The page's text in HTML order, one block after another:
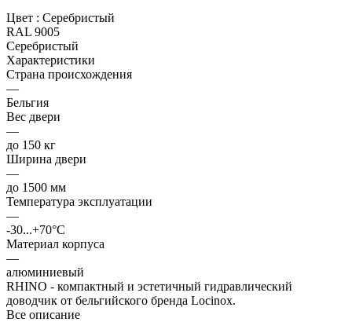
Цвет : Серебристый
RAL 9005
Серебристый
Характеристики
Страна происхождения
—
Бельгия
Вес двери
—
до 150 кг
Ширина двери
—
до 1500 мм
Температура эксплуатации
—
-30...+70°C
Материал корпуса
—
алюминиевый
RHINO - компактный и эстетичный гидравлический
доводчик от бельгийского бренда Locinox.
Все описание